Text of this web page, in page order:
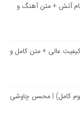
آتش + متن آهنگ و
کیفیت عالی + متن کامل و
کامل) | محسن چاوشی